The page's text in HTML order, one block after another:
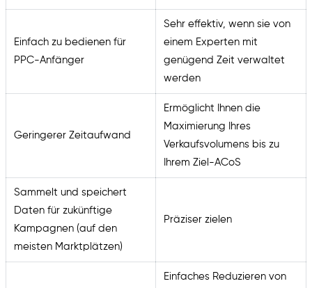
Einfach zu bedienen für
PPC-Anfänger
Sehr effektiv, wenn sie von
einem Experten mit
genügend Zeit verwaltet
werden
Geringerer Zeitaufwand
Ermöglicht Ihnen die
Maximierung Ihres
Verkaufsvolumens bis zu
Ihrem Ziel-ACoS
Sammelt und speichert
Daten für zukünftige
Kampagnen (auf den
meisten Marktplätzen)
Präziser zielen
Einfaches Reduzieren von